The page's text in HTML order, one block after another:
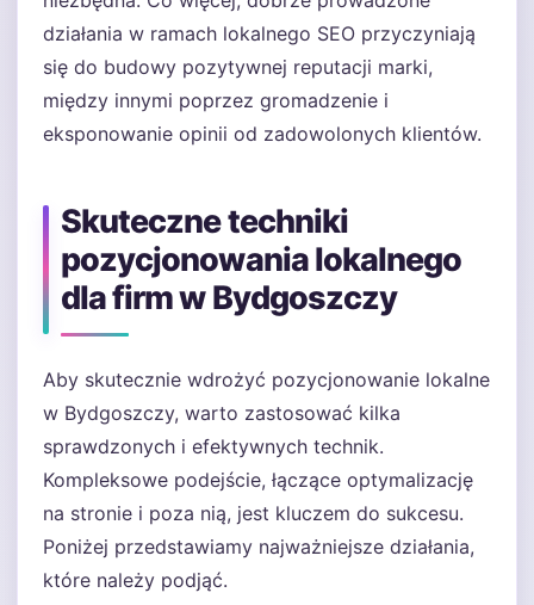
działania w ramach lokalnego SEO przyczyniają
się do budowy pozytywnej reputacji marki,
między innymi poprzez gromadzenie i
eksponowanie opinii od zadowolonych klientów.
Skuteczne techniki
pozycjonowania lokalnego
dla firm w Bydgoszczy
Aby skutecznie wdrożyć pozycjonowanie lokalne
w Bydgoszczy, warto zastosować kilka
sprawdzonych i efektywnych technik.
Kompleksowe podejście, łączące optymalizację
na stronie i poza nią, jest kluczem do sukcesu.
Poniżej przedstawiamy najważniejsze działania,
które należy podjąć.